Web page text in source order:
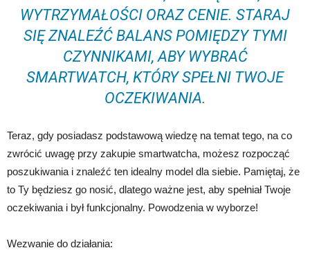
WYTRZYMAŁOŚCI ORAZ CENIE. STARAJ
SIĘ ZNALEŹĆ BALANS POMIĘDZY TYMI
CZYNNIKAMI, ABY WYBRAĆ
SMARTWATCH, KTÓRY SPEŁNI TWOJE
OCZEKIWANIA.
Teraz, gdy posiadasz podstawową wiedzę na temat tego, na co
zwrócić uwagę przy zakupie smartwatcha, możesz rozpocząć
poszukiwania i znaleźć ten idealny model dla siebie. Pamiętaj, że
to Ty będziesz go nosić, dlatego ważne jest, aby spełniał Twoje
oczekiwania i był funkcjonalny. Powodzenia w wyborze!
Wezwanie do działania: